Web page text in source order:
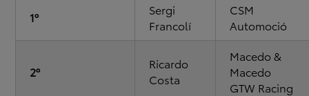
1º
Sergi
Francolí
CSM
Automoció
2º
Ricardo
Costa
Macedo &
Macedo
GTW Racing